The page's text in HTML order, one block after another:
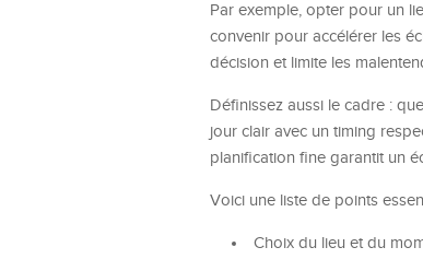
Par exemple, opter pour un
convenir pour accélérer les
décision et limite les
Définissez aussi le cadre :
jour clair avec un timing
planification fine garantit un
Voici une liste de points
Choix du lieu et du